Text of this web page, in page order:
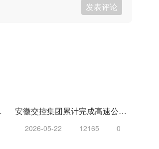
发表评论
设力度 安徽交控集团累计完成高速公路建设投资86.96亿元
2026-05-22 12165 0